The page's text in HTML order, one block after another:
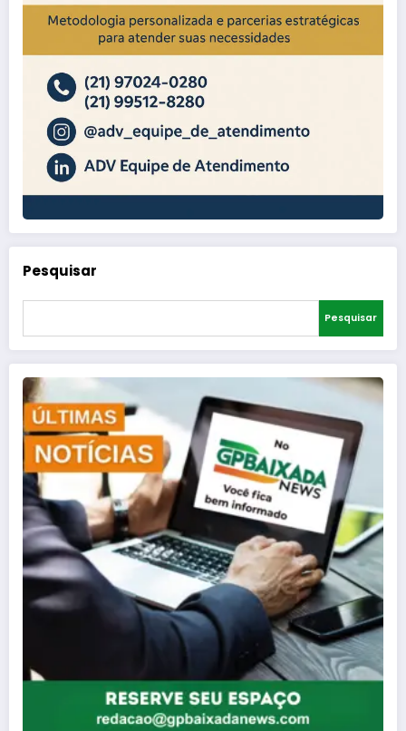
Pesquisar
Pesquisar